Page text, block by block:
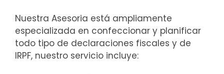
Nuestra Asesoria está ampliamente
especializada en confeccionar y planificar
todo tipo de declaraciones fiscales y de
IRPF, nuestro servicio incluye: